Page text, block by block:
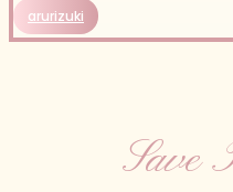
arurizuki
Save